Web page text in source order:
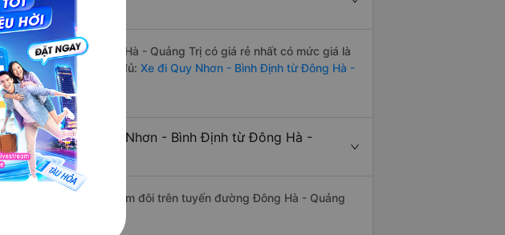
- Bình Định từ Đông Hà - Quảng Trị có giá rẻ nhất có mức giá là
Xem danh sách đầy đủ: Xe đi Quy Nhơn - Bình Định từ Đông Hà -
nằm đôi đi Quy Nhơn - Bình Định từ Đông Hà -
xe có xe Giường nằm đôi trên tuyến đường Đông Hà - Quảng